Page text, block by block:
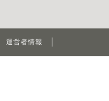
運営者情報